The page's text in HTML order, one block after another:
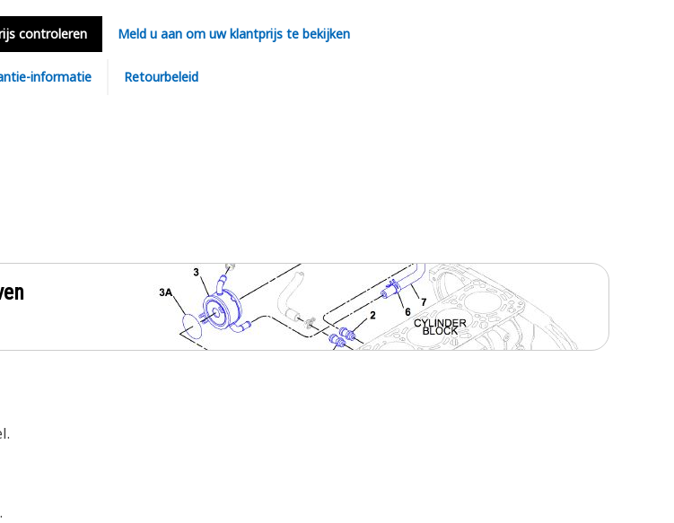
controleren Meld u aan om uw klantprijs te bekijken
informatie Retourbeleid